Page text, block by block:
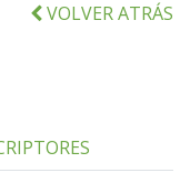
VOLVER ATRÁS